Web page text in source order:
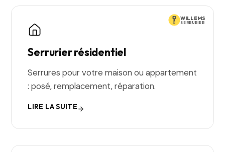
WILLEMS
SERRURIER
Serrurier résidentiel
Serrures pour votre maison ou appartement
: posé, remplacement, réparation.
LIRE LA SUITE